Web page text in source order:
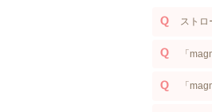
ストロ
「
「